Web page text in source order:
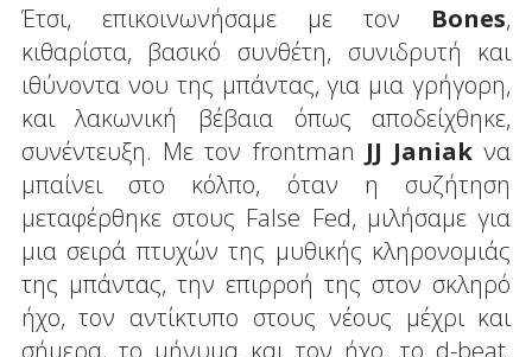
Έτσι, επικοινωνήσαμε με τον Bones,
κιθαρίστα, βασικό συνθέτη, συνιδρυτή και
ιθύνοντα νου της μπάντας, για μια γρήγορη,
και λακωνική βέβαια όπως αποδείχθηκε,
συνέντευξη. Με τον frontman JJ Janiakνα
μπαίνει στο κόλπο, όταν η συζήτηση
μεταφέρθηκε στους False Fed, μιλήσαμε για
μια σειρά πτυχών της μυθικής κληρονομιάς
της μπάντας, την επιρροή της στον σκληρό
ήχο, τον αντίκτυπο στους νέους μέχρι και
σήμερα, το μήνυμα και τον ήχο, το d-beat,